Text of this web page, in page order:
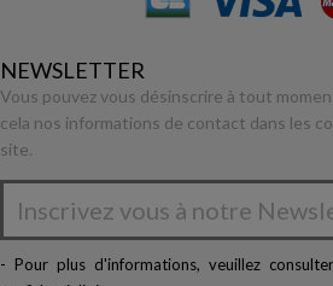
NEWSLETTER
Vous pouvez vous désinscrire à tout
cela nos informations de contact dans les
site.
- Pour plus d'informations, veuillez